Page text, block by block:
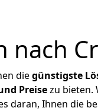
nach
diegünstigste
Preisezu bieten.
daran, Ihnen die